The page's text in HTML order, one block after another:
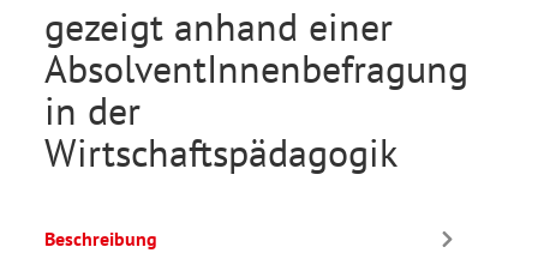
gezeigt anhand einer
AbsolventInnenbefragung
in der
Wirtschaftspädagogik
Beschreibung